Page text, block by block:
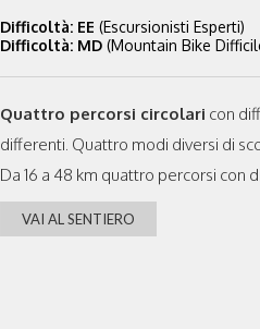
Difficoltà: EE (Escursionisti Esperti)
Difficoltà: MD (Mountain Bike
Quattro percorsi circolari con
differenti. Quattro modi diversi di
Da 16 a 48 km quattro percorsi con
VAI AL SENTIERO